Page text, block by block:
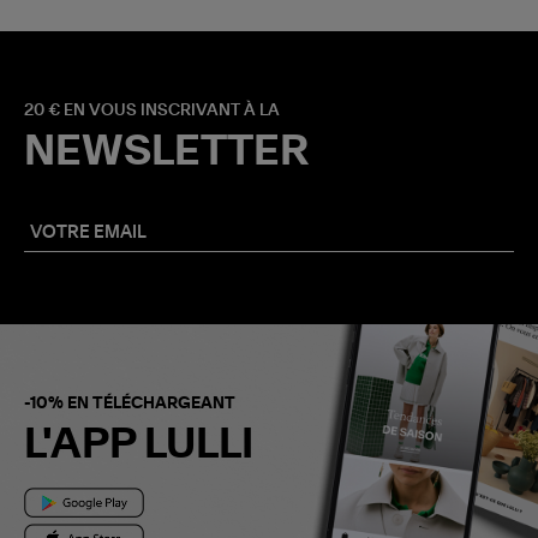
20 € EN VOUS INSCRIVANT À LA
NEWSLETTER
-10% EN TÉLÉCHARGEANT
L'APP LULLI